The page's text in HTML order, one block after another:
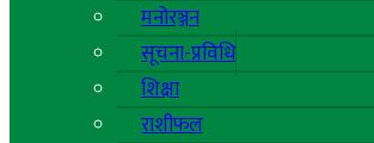
मनोरञ्जन
सूचना-प्रविधि
शिक्षा
राशीफल